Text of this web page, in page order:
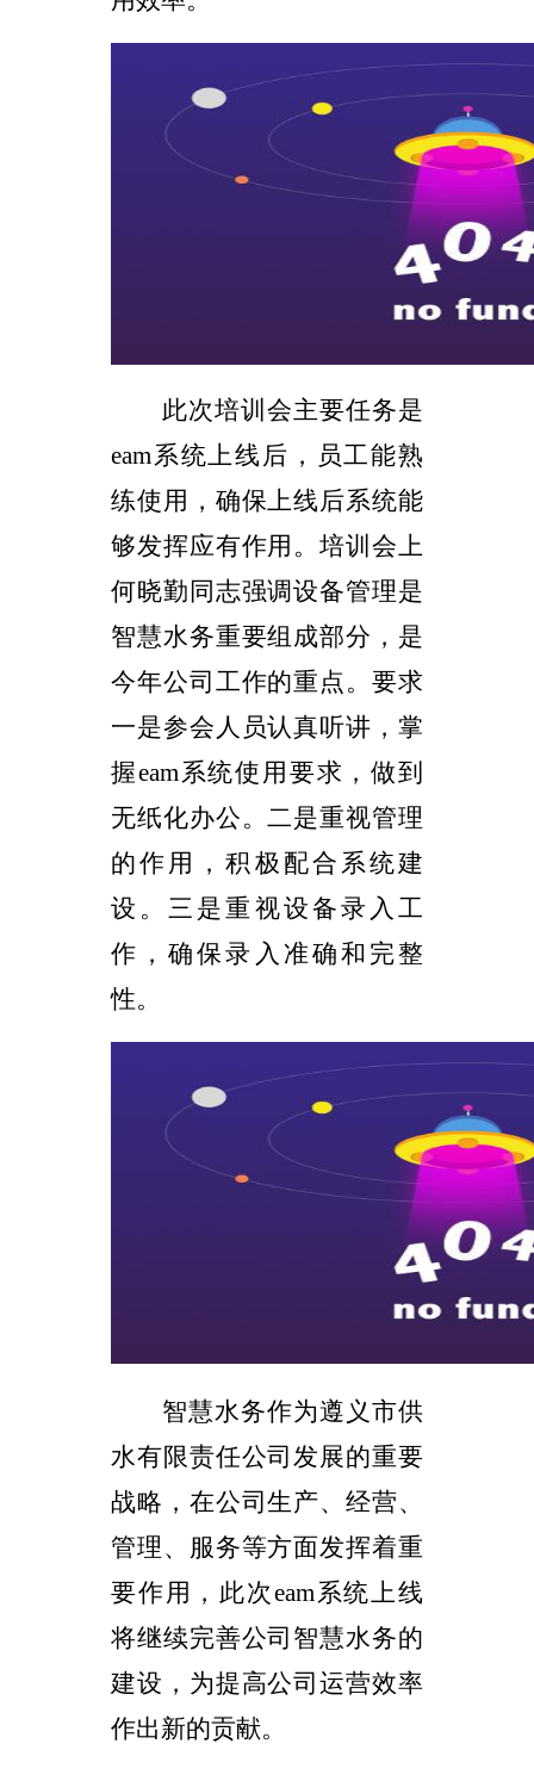
此次培训会主要任务是
eam系统上线后，员工能熟
练使用，确保上线后系统能
够发挥应有作用。培训会上
何晓勤同志强调设备管理是
智慧水务重要组成部分，是
今年公司工作的重点。要求
一是参会人员认真听讲，掌
握eam系统使用要求，做到
无纸化办公。二是重视管理
的作用，积极配合系统建
设。三是重视设备录入工
作，确保录入准确和完整
性。
智慧水务作为遵义市供
水有限责任公司发展的重要
战略，在公司生产、经营、
管理、服务等方面发挥着重
要作用，此次eam系统上线
将继续完善公司智慧水务的
建设，为提高公司运营效率
作出新的贡献。